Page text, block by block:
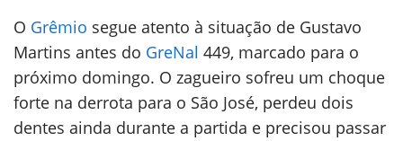
O Grêmio segue atento à situação de Gustavo
Martins antes do GreNal 449, marcado para o
próximo domingo. O zagueiro sofreu um choque
forte na derrota para o São José, perdeu dois
dentes ainda durante a partida e precisou passar